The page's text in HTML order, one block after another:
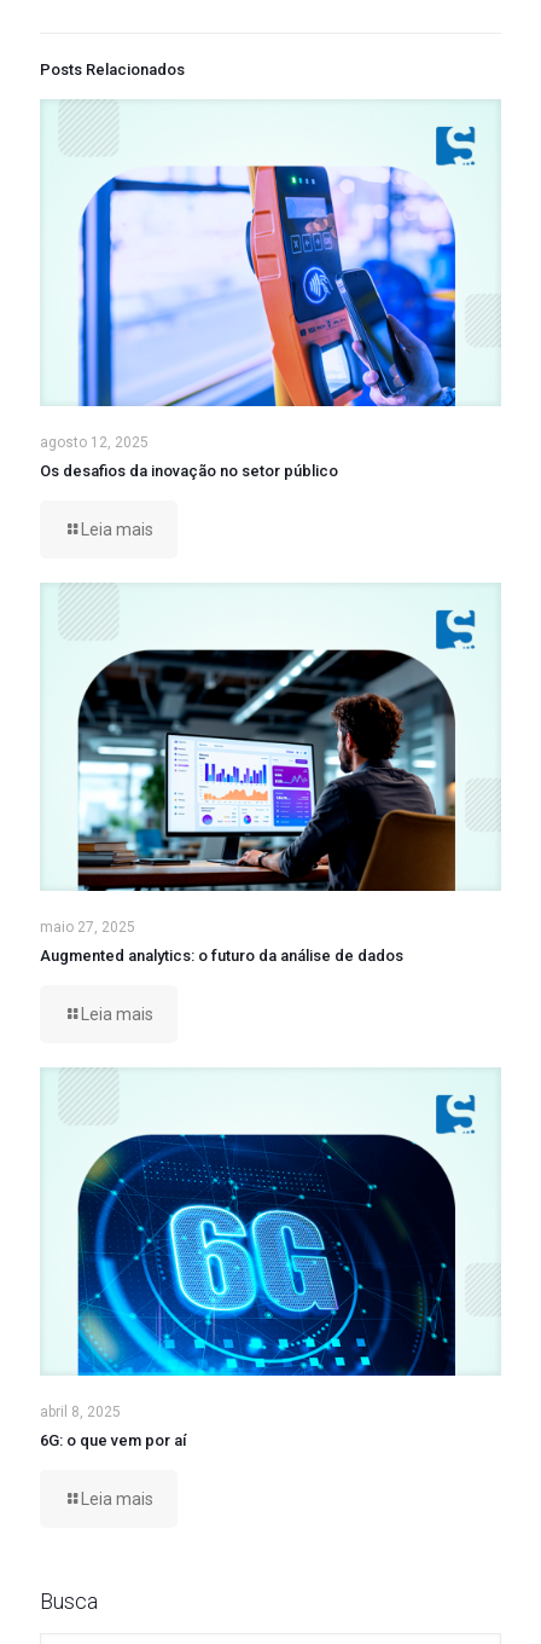
Posts Relacionados
agosto 12, 2025
Os desafios da inovação no setor público
Leia mais
maio 27, 2025
Augmented analytics: o futuro da análise de dados
Leia mais
abril 8, 2025
6G: o que vem por aí
Leia mais
Busca